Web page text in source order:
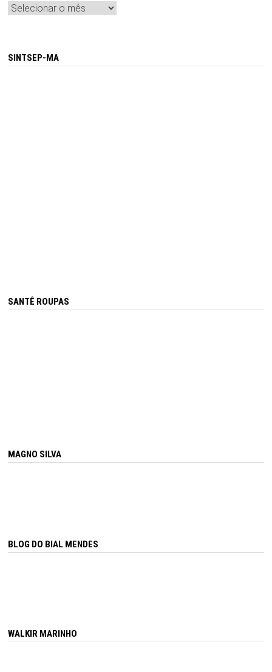
Arquivos
SINTSEP-MA
SANTÊ ROUPAS
MAGNO SILVA
BLOG DO BIAL MENDES
WALKIR MARINHO